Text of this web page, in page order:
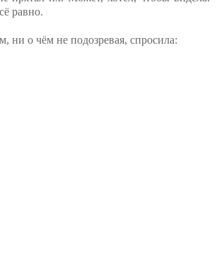
равно.
ни о чём не подозревая, спросила: